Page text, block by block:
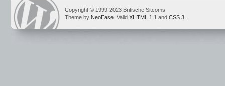
Copyright © 1999-2023 Britische Sitcoms
Theme by NeoEase . Valid XHTML 1.1 and CSS 3